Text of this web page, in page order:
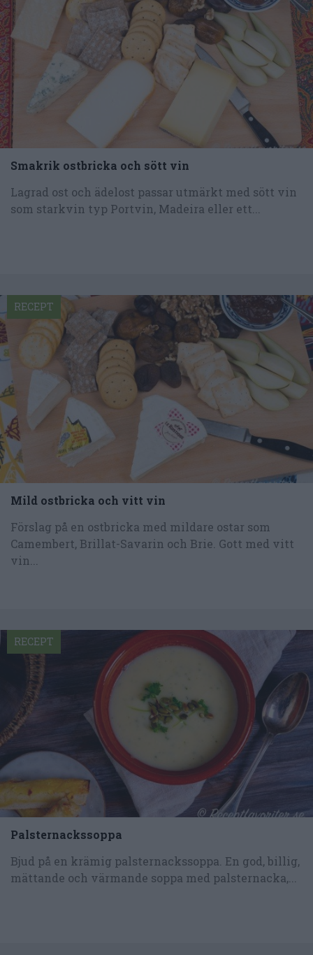
Smakrik ostbricka och sött vin
Lagrad ost och ädelost passar utmärkt med sött vin
som starkvin typ Portvin, Madeira eller ett...
Mild ostbricka och vitt vin
Förslag på en ostbricka med mildare ostar som
Camembert, Brillat-Savarin och Brie. Gott med vitt
vin...
RECEPT
Palsternackssoppa
Bjud på en krämig palsternackssoppa. En god, billig,
mättande och värmande soppa med palsternacka,...
RECEPT